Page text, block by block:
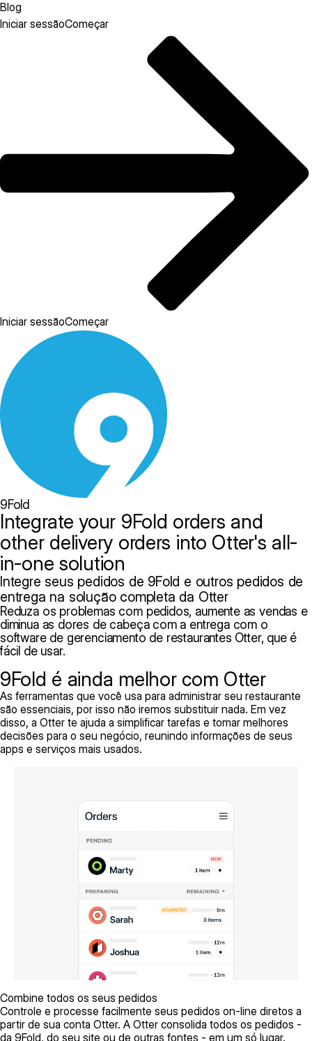
Blog
Iniciar sessãoComeçar
Iniciar sessãoComeçar
9Fold
Integrate your 9Fold orders and
other delivery orders into Otter's all-
in-one solution
Integre seus pedidos de 9Fold e outros pedidos de
entrega na solução completa da Otter
Reduza os problemas com pedidos, aumente as vendas e
diminua as dores de cabeça com a entrega com o
software de gerenciamento de restaurantes Otter, que é
fácil de usar.
9Fold é ainda melhor com Otter
As ferramentas que você usa para administrar seu restaurante
são essenciais, por isso não iremos substituir nada. Em vez
disso, a Otter te ajuda a simplificar tarefas e tomar melhores
decisões para o seu negócio, reunindo informações de seus
apps e serviços mais usados.
Combine todos os seus pedidos
Controle e processe facilmente seus pedidos on-line diretos a
partir de sua conta Otter. A Otter consolida todos os pedidos -
da 9Fold, do seu site ou de outras fontes - em um só lugar.